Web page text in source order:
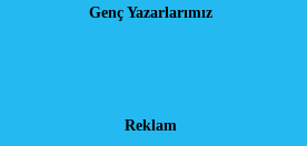
Genç Yazarlarımız
Reklam